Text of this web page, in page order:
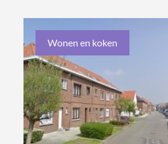
Wonen en koken